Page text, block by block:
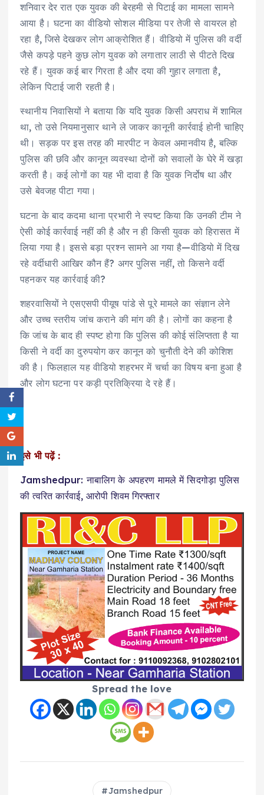
शनिवार देर रात एक युवक की बेरहमी से पिटाई का मामला सामने
आया है। घटना का वीडियो सोशल मीडिया पर तेजी से वायरल हो
रहा है, जिसे देखकर लोग आक्रोशित हैं। वीडियो में पुलिस की वर्दी
जैसे कपड़े पहने कुछ लोग युवक को लगातार लाठी से पीटते दिख
रहे हैं। युवक कई बार गिरता है और दया की गुहार लगाता है,
लेकिन पिटाई जारी रहती है।
स्थानीय निवासियों ने बताया कि यदि युवक किसी अपराध में शामिल
था, तो उसे नियमानुसार थाने ले जाकर कानूनी कार्रवाई होनी चाहिए
थी। सड़क पर इस तरह की मारपीट न केवल अमानवीय है, बल्कि
पुलिस की छवि और कानून व्यवस्था दोनों को सवालों के घेरे में खड़ा
करती है। कई लोगों का यह भी दावा है कि युवक निर्दोष था और
उसे बेवजह पीटा गया।
घटना के बाद कदमा थाना प्रभारी ने स्पष्ट किया कि उनकी टीम ने
ऐसी कोई कार्रवाई नहीं की है और न ही किसी युवक को हिरासत में
लिया गया है। इससे बड़ा प्रश्न सामने आ गया है—वीडियो में दिख
रहे वर्दीधारी आखिर कौन हैं? अगर पुलिस नहीं, तो किसने वर्दी
पहनकर यह कार्रवाई की?
शहरवासियों ने एसएसपी पीयूष पांडे से पूरे मामले का संज्ञान लेने
और उच्च स्तरीय जांच कराने की मांग की है। लोगों का कहना है
कि जांच के बाद ही स्पष्ट होगा कि पुलिस की कोई संलिप्तता है या
किसी ने वर्दी का दुरुपयोग कर कानून को चुनौती देने की कोशिश
की है। फिलहाल यह वीडियो शहरभर में चर्चा का विषय बना हुआ है
और लोग घटना पर कड़ी प्रतिक्रिया दे रहे हैं।
इसे भी पढ़ें :
Jamshedpur: नाबालिग के अपहरण मामले में सिदगोड़ा पुलिस
की त्वरित कार्रवाई, आरोपी शिवम गिरफ्तार
Spread the love
Jamshedpur